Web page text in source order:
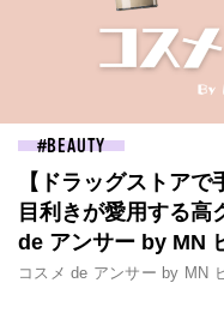
BEAUTY
【ドラッグストア
目利きが愛用する高
de アンサー by MN
コスメ de アンサー by MN